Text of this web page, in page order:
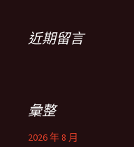
近期留言
彙整
2026 年 8 月